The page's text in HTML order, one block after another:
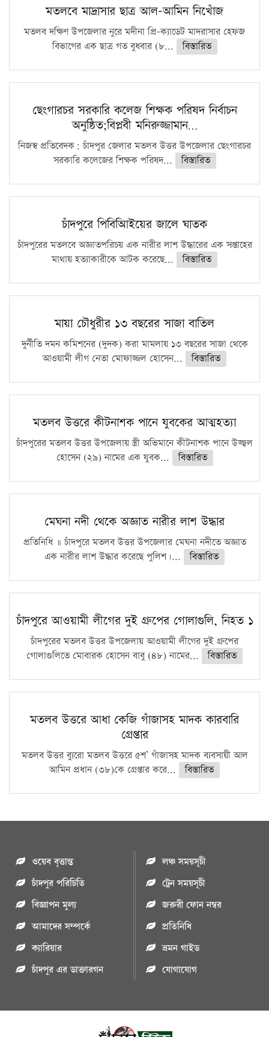
মতলবে মাদ্রাসার ছাত্র আল-আমিন নিখোঁজ
মতলব দক্ষিণ উপজেলার নুরে মদীনা প্রি-ক্যাডেট মাদরাসার হেফজ
বিভাগের এক ছাত্র গত বুধবার (৮...
বিস্তারিত
ছেংগারচর সরকারি কলেজ শিক্ষক পরিষদ নির্বাচন
অনুষ্ঠিত;বিপ্লবী মনিরুজ্জামান…
নিজস্ব প্রতিবেদক: চাঁদপুর জেলার মতলব উত্তর উপজেলার ছেংগারচর
সরকারি কলেজের শিক্ষক পরিষদ...
বিস্তারিত
চাঁদপুরে পিবিআিইয়ের জালে ঘাতক
চাঁদপুরের মতলবে অজ্ঞাতপরিচয় এক নারীর লাশ উদ্ধারের এক সপ্তাহের
মাথায় হত্যাকারীকে আটক করেছে...
বিস্তারিত
মায়া চৌধুরীর ১৩ বছরের সাজা বাতিল
দুর্নীতি দমন কমিশনের (দুদক) করা মামলায় ১৩ বছরের সাজা থেকে
আওয়ামী লীগ নেতা মোফাজ্জল হোসেন...
বিস্তারিত
মতলব উত্তরে কীটনাশক পানে যুবকের আত্মহত্যা
চাঁদপুরের মতলব উত্তর উপজেলায় স্ত্রী অভিমানে কীটনাশক পানে উজ্জ্বল
হোসেন (২৯) নামের এক যুবক...
বিস্তারিত
মেঘনা নদী থেকে অজ্ঞাত নারীর লাশ উদ্ধার
প্রতিনিধি ॥ চাঁদপুরে মতলব উত্তর উপজেলার মেঘনা নদীতে অজ্ঞাত
এক নারীর লাশ উদ্ধার করেছে পুলিশ।...
বিস্তারিত
চাঁদপুরে আওয়ামী লীগের দুই গ্রুপের গোলাগুলি, নিহত ১
চাঁদপুরের মতলব উত্তর উপজেলায় আওয়ামী লীগের দুই গ্রুপের
গোলাগুলিতে মোবারক হোসেন বাবু (৪৮) নামের...
বিস্তারিত
মতলব উত্তরে আধা কেজি গাঁজাসহ মাদক কারবারি
গ্রেপ্তার
মতলব উত্তর ব্যুরো মতলব উত্তরে ৫শ’ গাঁজাসহ মাদক ব্যবসায়ী আল
আমিন প্রধান (৩৮)কে গ্রেপ্তার করে...
বিস্তারিত
ওয়েব বৃত্তান্ত
চাঁদপুর পরিচিতি
বিজ্ঞাপন মুল্য
আমাদের সম্পর্কে
ক্যারিয়ার
চাঁদপুর এর ডাক্তারগন
লঞ্চ সময়সূচী
ট্রেন সময়সূচী
জরুরী ফোন নম্বর
প্রতিনিধি
ভ্রমন গাইড
যোগাযোগ